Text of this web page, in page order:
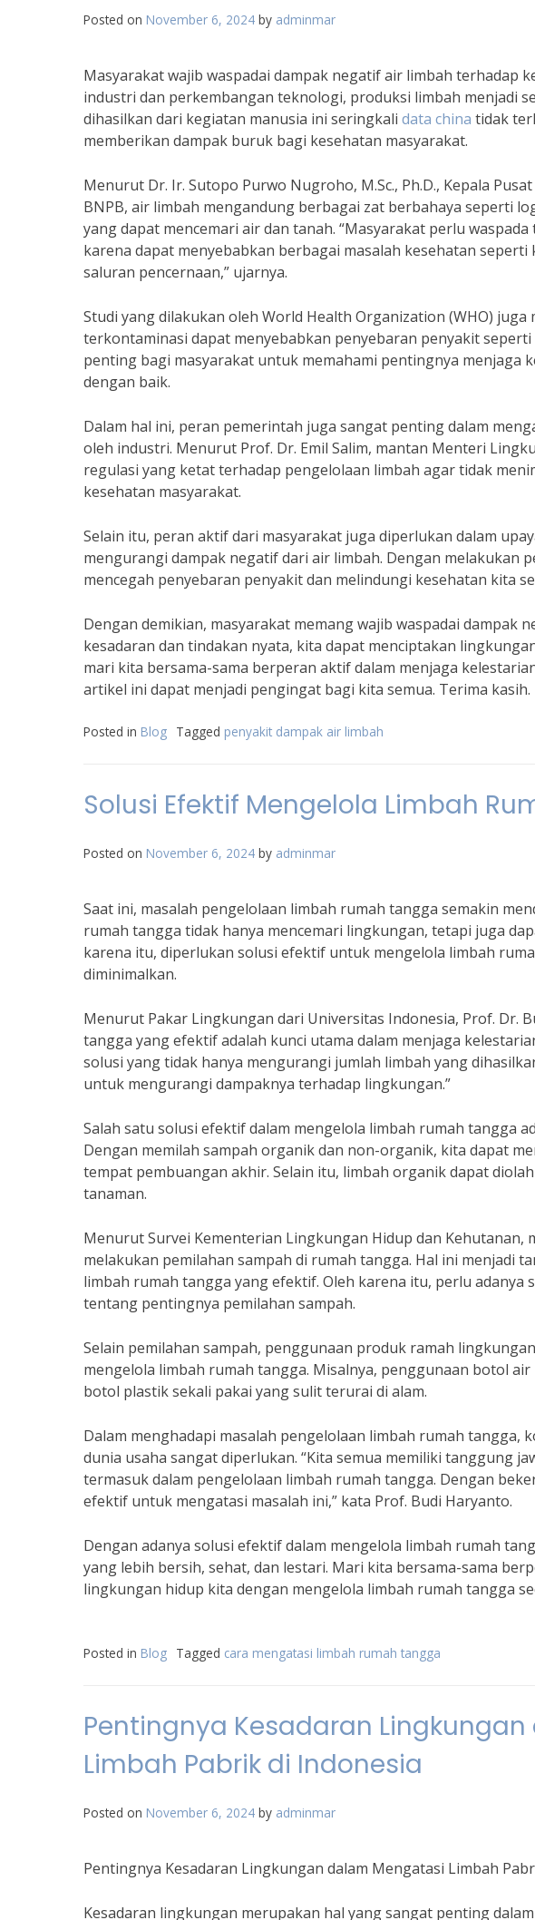
Posted on November 6, 2024 by adminmar
Masyarakat wajib waspadai dampak negatif air limbah terhadap
industri dan perkembangan teknologi, produksi limbah menjadi
dihasilkan dari kegiatan manusia ini seringkali data china tidak
memberikan dampak buruk bagi kesehatan masyarakat.
Menurut Dr. Ir. Sutopo Purwo Nugroho, M.Sc., Ph.D., Kepala
BNPB, air limbah mengandung berbagai zat berbahaya seperti
yang dapat mencemari air dan tanah. “Masyarakat perlu
karena dapat menyebabkan berbagai masalah kesehatan
saluran pencernaan,” ujarnya.
Studi yang dilakukan oleh World Health Organization (WHO)
terkontaminasi dapat menyebabkan penyebaran penyakit
penting bagi masyarakat untuk memahami pentingnya menjaga
dengan baik.
Dalam hal ini, peran pemerintah juga sangat penting dalam
oleh industri. Menurut Prof. Dr. Emil Salim, mantan Menteri
regulasi yang ketat terhadap pengelolaan limbah agar tidak
kesehatan masyarakat.
Selain itu, peran aktif dari masyarakat juga diperlukan dalam
mengurangi dampak negatif dari air limbah. Dengan melakukan
mencegah penyebaran penyakit dan melindungi kesehatan kita
Dengan demikian, masyarakat memang wajib waspadai dampak
kesadaran dan tindakan nyata, kita dapat menciptakan
mari kita bersama-sama berperan aktif dalam menjaga
artikel ini dapat menjadi pengingat bagi kita semua. Terima kasih.
Posted in Blog Tagged penyakit dampak air limbah
Solusi Efektif Mengelola Limbah
Posted on November 6, 2024 by adminmar
Saat ini, masalah pengelolaan limbah rumah tangga semakin
rumah tangga tidak hanya mencemari lingkungan, tetapi juga
karena itu, diperlukan solusi efektif untuk mengelola limbah
diminimalkan.
Menurut Pakar Lingkungan dari Universitas Indonesia, Prof. Dr.
tangga yang efektif adalah kunci utama dalam menjaga
solusi yang tidak hanya mengurangi jumlah limbah yang
untuk mengurangi dampaknya terhadap lingkungan.”
Salah satu solusi efektif dalam mengelola limbah rumah tangga
Dengan memilah sampah organik dan non-organik, kita dapat
tempat pembuangan akhir. Selain itu, limbah organik dapat
tanaman.
Menurut Survei Kementerian Lingkungan Hidup dan Kehutanan,
melakukan pemilahan sampah di rumah tangga. Hal ini menjadi
limbah rumah tangga yang efektif. Oleh karena itu, perlu adanya
tentang pentingnya pemilahan sampah.
Selain pemilahan sampah, penggunaan produk ramah
mengelola limbah rumah tangga. Misalnya, penggunaan botol
botol plastik sekali pakai yang sulit terurai di alam.
Dalam menghadapi masalah pengelolaan limbah rumah tangga,
dunia usaha sangat diperlukan. “Kita semua memiliki tanggung
termasuk dalam pengelolaan limbah rumah tangga. Dengan
efektif untuk mengatasi masalah ini,” kata Prof. Budi Haryanto.
Dengan adanya solusi efektif dalam mengelola limbah rumah
yang lebih bersih, sehat, dan lestari. Mari kita bersama-sama
lingkungan hidup kita dengan mengelola limbah rumah tangga
Posted in Blog Tagged cara mengatasi limbah rumah tangga
Pentingnya Kesadaran
Limbah Pabrik di Indonesia
Posted on November 6, 2024 by adminmar
Pentingnya Kesadaran Lingkungan dalam Mengatasi Limbah
Kesadaran lingkungan merupakan hal yang sangat penting